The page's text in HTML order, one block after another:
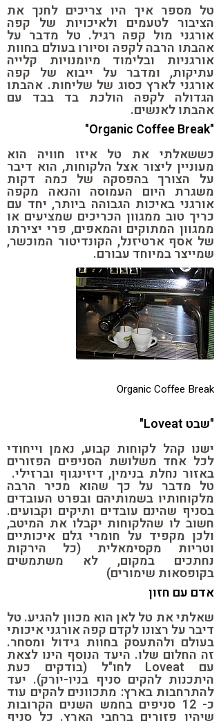
טל מספר איך היו צריכים לחנך את
הציבור לטעמים ולאיכויות של קפה
אורגני מול קפה רגיל. טל מדבר על
אהבתו הרבה לקפה וסיורו בעולם בחוות
אורגניות ובלימוד מיומנויות קלייה
עתיקות, ומדבר על ייבוא של קפה
אורגני לארץ כסוג של שליחות. אהבתו
הגדולה לקפה הולכת בד בבד עם
אהבתו לאנשים.
"Organic Coffee Break"
כששאלתי את טל איזו חוויה הוא
מעוניין ליצור אצל הלקוחות, הוא דיבר
על הצורך בהפסקה של כמה דקות
משגרת היום העמוסה והנאה מקפה
אורגני באיכות הגבוהה ביותר, יחד עם
כריך טוב ממגוון הכריכים שמציעים או
ממגוון המתוקים והמאפים, פרי יצירתו
של אסף ארטיזנל, הקונדיטור המוכשר,
שמייצר במיוחד עבורם.
Organic Coffee Break
"שבט Loveat"
ישנו קהל לקוחות קבוע, נאמן וייחודי
לכל אחד משלושת הסניפים הפזורים
באזור נחלת בנימין, דיזינגוף וברזילי.
טל מדבר על כך שהוא מכיר הרבה
מלקוחותיו בשמותיהם ובפרט העובדים
בסניף שהינם עובדים ותיקים וקבועים.
חשוב לו שהלקוחות יקבלו את המיטב,
ולכן מקפיד על חומרי גלם איכותיים
וטריות מקסימאלית (כל הירקות
נחתכים במקום, לא משתמשים
בקופסאות שימורים)
אדם עם חזון
שאלתי את טל לאן הוא מכוון להגיע. טל
דיבר על רצונו לקדם קפה אורגני איכותי
בעולם ולהתעסק בחוות גידול ומסחר.
זה החלום שלו. היעד הנוסף הינו לצאת
עם Loveat לחו"ל (בודקים כעת
היתכנות להקים סניף בניו-יורק). יעד
להתרחבות בארץ: מתכוונים להקים עוד
כ- 12 סניפים בחמש השנים הקרובות
שיהיו פזורים ברחבי הארץ. כל סניף